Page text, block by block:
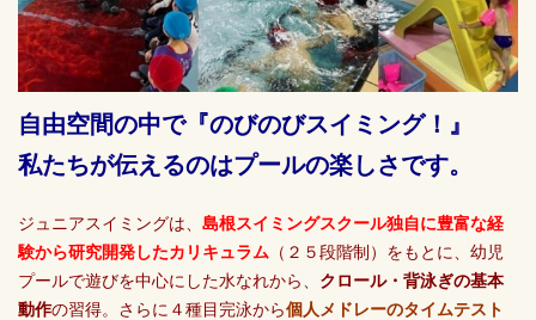
自由空間の中で『のびのびスイミング！』
私たちが伝えるのはプールの楽しさです。
ジュニアスイミングは、 島根スイミングスクール独自に豊富な経
験から研究開発したカリキュラム （２５段階制）をもとに、幼児
プールで遊びを中心にした水なれから
クロール・背泳ぎの基本
動作の習得。さらに４種目完泳から個人メドレーのタイムテスト